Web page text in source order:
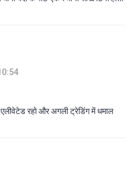
रहो और अगली ट्रेडिंग में धमाल